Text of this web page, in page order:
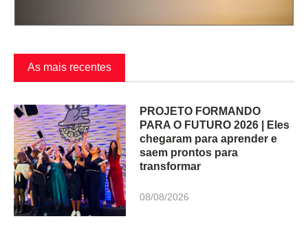
As mais recentes
PROJETO FORMANDO
PARA O FUTURO 2026 | Eles
chegaram para aprender e
saem prontos para
transformar
08/08/2026